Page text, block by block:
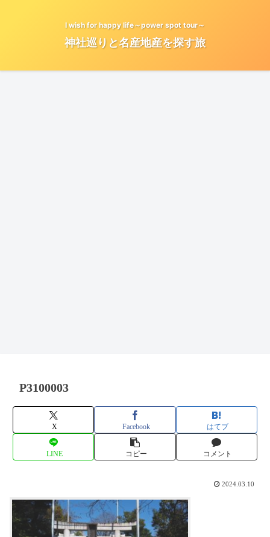
I wish for happy life～power spot tour～
神社巡りと名産地産を探す旅
P3100003
X Facebook はてブ
LINE コピー コメント
2024.03.10